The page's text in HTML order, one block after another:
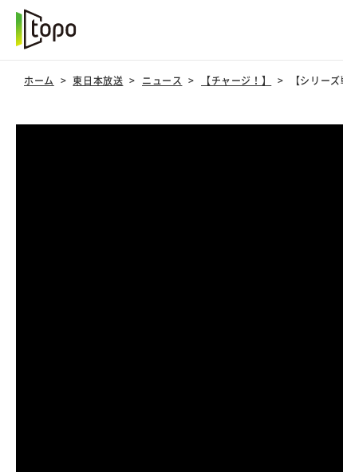
ホーム 東日本放送 ニュース 【チャージ！】 【シリー